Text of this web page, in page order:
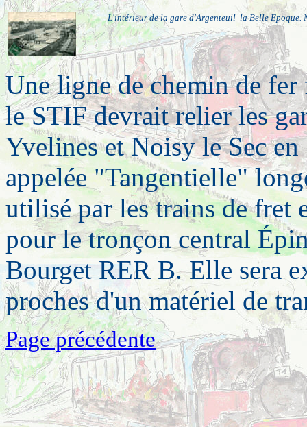
L'intérieur de la gare d'Argenteuil la Belle Epoque.
Une ligne de chemin de
le STIF devrait relier les
Yvelines et Noisy le Sec
appelée "Tangentielle"
utilisé par les trains de fret
pour le tronçon central
Bourget RER B. Elle sera
proches d'un matériel de
Page précédente